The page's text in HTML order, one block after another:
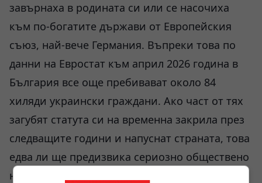
завърнаха в родината си или се насочиха
към по-богатите държави от Европейския
съюз, най-вече Германия. Въпреки това по
данни на Евростат към април 2026 година в
България все още пребивават около 84
хиляди украински граждани. Ако част от тях
загубят статута си на временна закрила през
следващите години и напуснат страната, това
едва ли ще предизвика сериозно обществено
недоволство.